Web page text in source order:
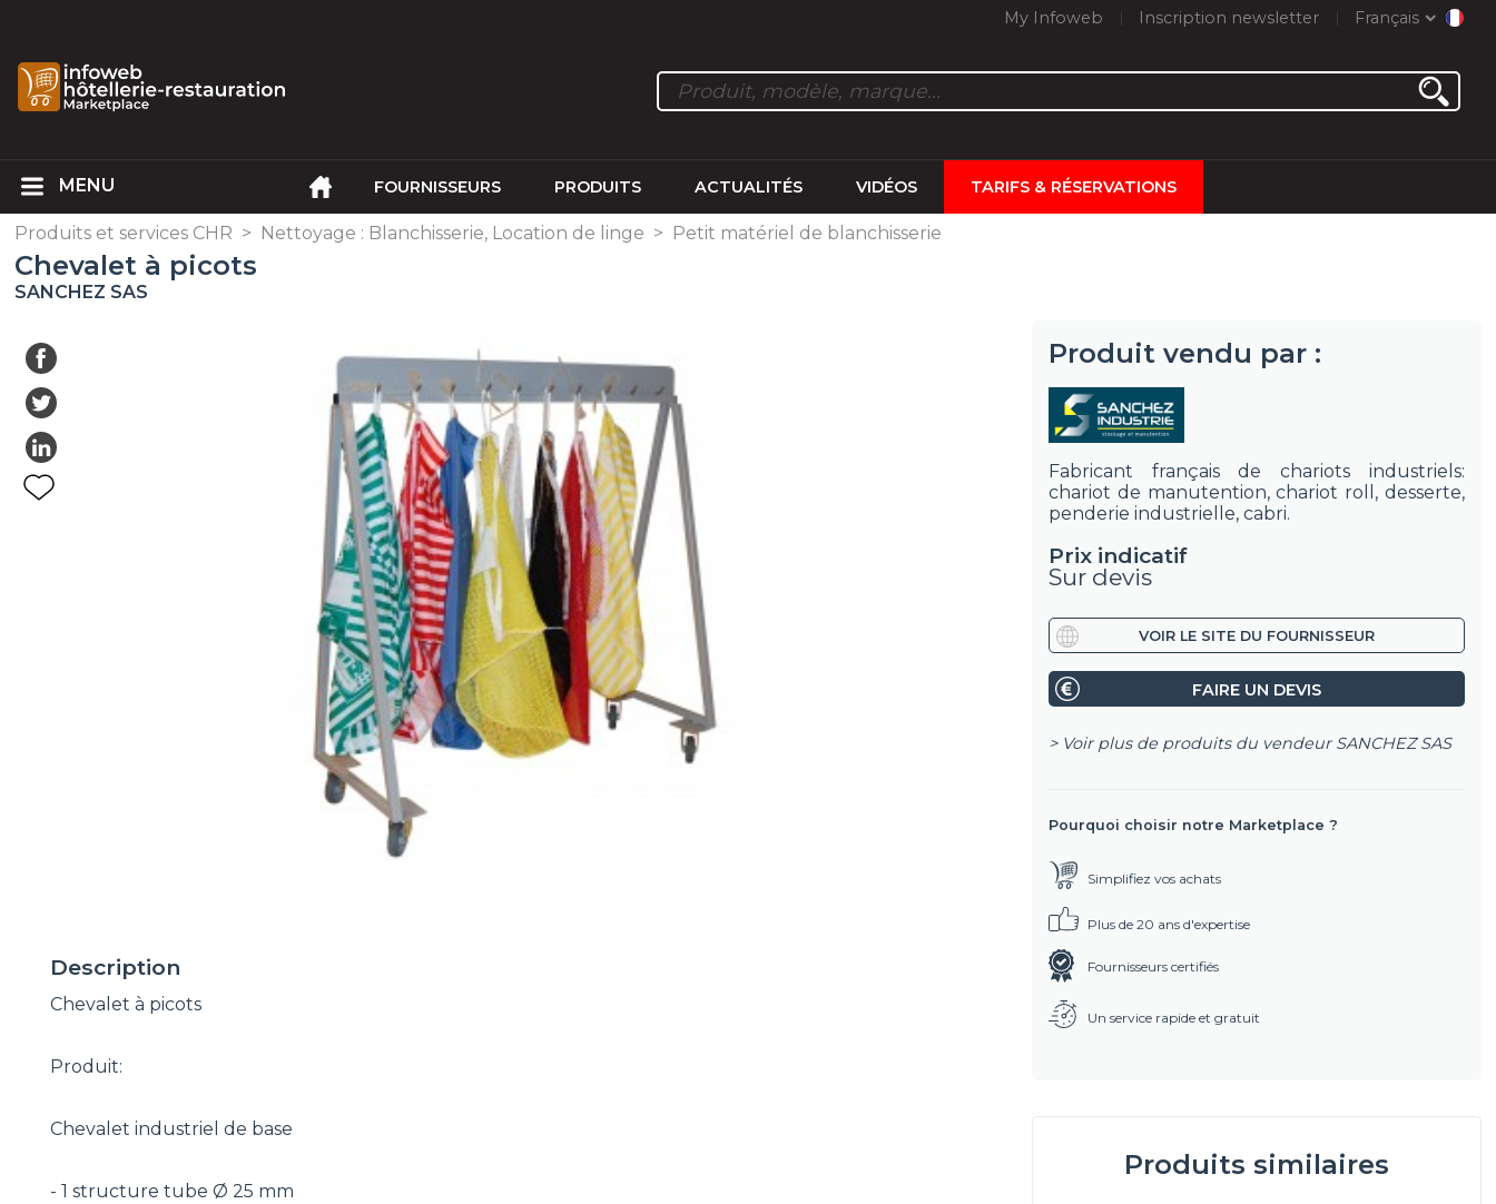
My Infoweb Inscription newsletter Français
FOURNISSEURS PRODUITS ACTUALITÉS VIDÉOS TARIFS & RÉSERVATIONS
Produits et services CHR > Nettoyage : Blanchisserie, Location de linge > Petit matériel de blanchisserie
Chevalet à picots
SANCHEZ SAS
Description
Chevalet à picots
Produit:
Chevalet industriel de base
- 1 structure tube Ø 25 mm
Produit vendu par :
Fabricant français de chariots industriels:
chariot de manutention, chariot roll, desserte,
penderie industrielle, cabri.
Prix indicatif
Sur devis
VOIR LE SITE DU FOURNISSEUR
FAIRE UN DEVIS
> Voir plus de produits du vendeur SANCHEZ SAS
Pourquoi choisir notre Marketplace ?
Simplifiez vos achats
Plus de 20 ans d'expertise
Fournisseurs certifiés
Un service rapide et gratuit
Produits similaires